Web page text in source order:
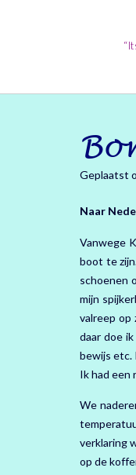
Geplaatst
Naar
Vanwege
boot te
schoenen
mijn
valreep op
daar doe
bewijs etc.
Ik had een
We
verklaring
op de